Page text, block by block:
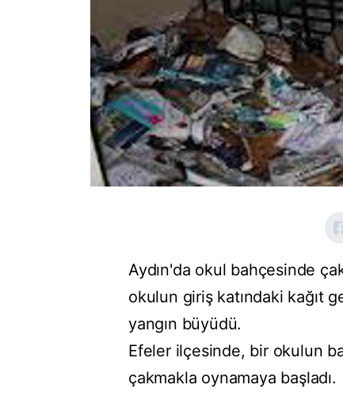
Aydın'da okul bahçesinde
okulun giriş katındaki kağıt
yangın büyüdü.
Efeler ilçesinde, bir okulun
çakmakla oynamaya başladı.